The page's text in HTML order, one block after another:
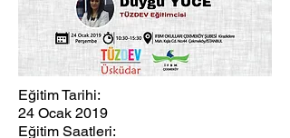
Eğitim Tarihi:
24 Ocak 2019
Eğitim Saatleri: